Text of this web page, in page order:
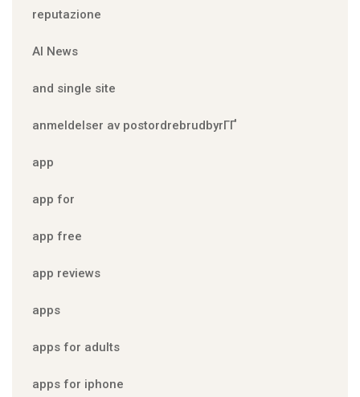
reputazione
AI News
and single site
anmeldelser av postordrebrudbyrГҐ
app
app for
app free
app reviews
apps
apps for adults
apps for iphone